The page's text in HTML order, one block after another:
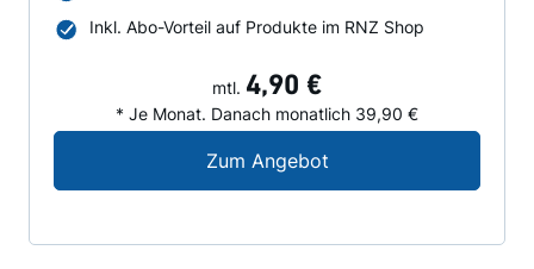
Inkl. Abo-Vorteil auf Produkte im RNZ Shop
mtl. 4,90 €
* Je Monat. Danach monatlich 39,90 €
Zum AngebotDigital-Angebot für